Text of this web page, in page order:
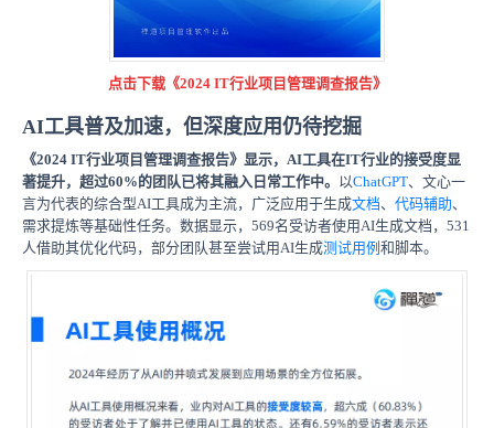
点击下载《2024 IT行业项目管理调查报告》
AI工具普及加速，但深度应用仍待挖掘
《2024 IT行业项目管理调查报告》显示，AI工具在IT行业的接受度显
著提升，超过60%的团队已将其融入日常工作中。
以ChatGPT、文心一
言为代表的综合型AI工具成为主流，广泛应用于生成文档、 代码辅助、
需求提炼等基础性任务。数据显示，569名受访者使用AI生成文档，531
人借助其优化代码，部分团队甚至尝试用AI生成测试用例和脚本。